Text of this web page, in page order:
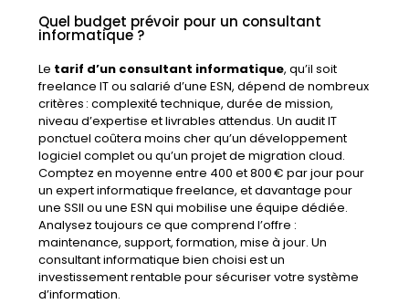
Quel budget prévoir pour un consultant
informatique ?
Le tarif d’un consultant informatique, qu’il soit
freelance IT ou salarié d’une ESN, dépend de nombreux
critères : complexité technique, durée de mission,
niveau d’expertise et livrables attendus. Un audit IT
ponctuel coûtera moins cher qu’un développement
logiciel complet ou qu’un projet de migration cloud.
Comptez en moyenne entre 400 et 800 € par jour pour
un expert informatique freelance, et davantage pour
une SSII ou une ESN qui mobilise une équipe dédiée.
Analysez toujours ce que comprend l’offre :
maintenance, support, formation, mise à jour. Un
consultant informatique bien choisi est un
investissement rentable pour sécuriser votre système
d’information.